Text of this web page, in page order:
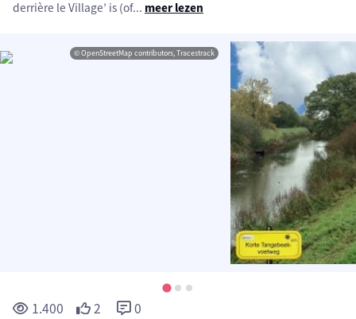
derrière le Village’ is (of... meer lezen
© OpenStreetMap contributors, Tracestrack
1.400 2 0